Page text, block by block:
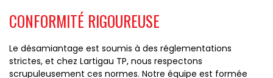
CONFORMITÉ RIGOUREUSE
Le désamiantage est soumis à des réglementations
strictes, et chez Lartigau TP, nous respectons
scrupuleusement ces normes. Notre équipe est formée